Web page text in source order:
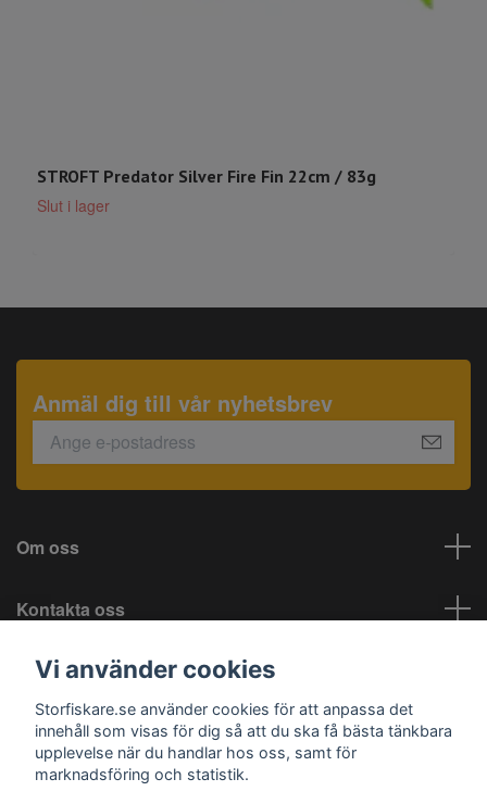
STROFT Predator Silver Fire Fin 22cm / 83g
Slut i lager
Anmäl dig till vår nyhetsbrev
Om oss
Kontakta oss
Information
Sociala medier
Vi använder cookies
Storfiskare.se använder cookies för att anpassa det
innehåll som visas för dig så att du ska få bästa tänkbara
upplevelse när du handlar hos oss, samt för
marknadsföring och statistik.